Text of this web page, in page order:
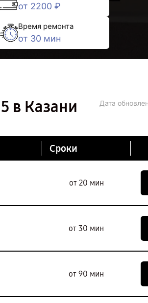
от 2200 ₽
Время ремонта
от 30 мин
в Казани Дата
Сроки
от 20 мин
от 30 мин
от 90 мин